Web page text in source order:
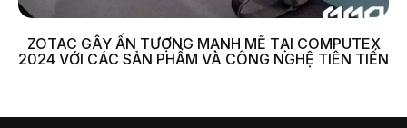
ZOTAC GÂY ẤN TƯỢNG MẠNH MẼ TẠI COMPUTEX
2024 VỚI CÁC SẢN PHẨM VÀ CÔNG NGHỆ TIÊN TIẾN